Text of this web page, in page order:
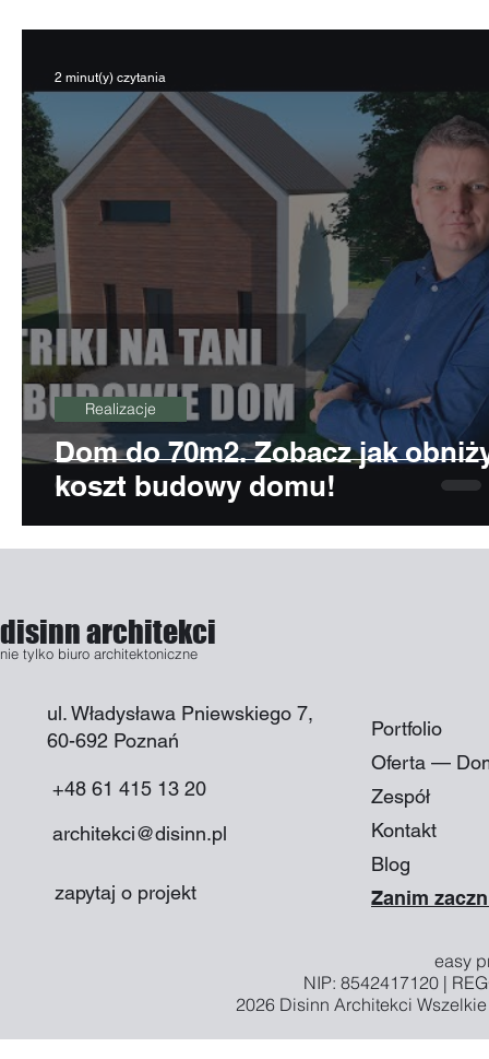
Dom do 70m2. Zobacz jak
koszt budowy domu!
Realizacje
2 minut(y) czytania
disinn architekci
nie tylko biuro architektoniczne
ul. Władysława Pniewskiego 7,
60-692 Poznań​
+48 61 415 13 20
architekci@disinn.pl
zapytaj o projekt
Portfolio
Oferta —
Zespół
Kontakt
Blog
Zanim
easy
NIP: 8542417120 |
2026 Disinn Architekci